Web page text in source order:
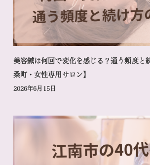
美容鍼は何回で変化を感じる？通う頻度と
桑町・女性専用サロン】
2026年6月15日